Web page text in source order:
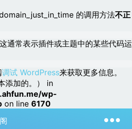
的调用方法不正
通常表示插件或主题中的某些代码运
调试 WordPress来获取更多信息。
添加的。） in
wp-
on line 6170